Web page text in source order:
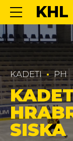
KADETI PH
SISKA